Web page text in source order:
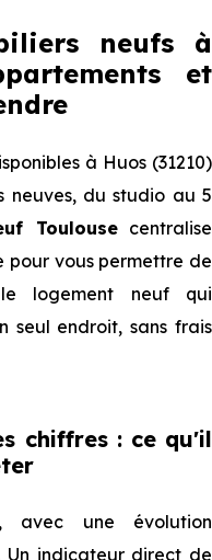
neufs à
et
à Huos (31210)
neuves, du studio au 5
Toulousecentralise
pour vous permettre de
logement neuf qui
seul endroit, sans frais
chiffres : ce qu'il
avec une évolution
indicateur direct de